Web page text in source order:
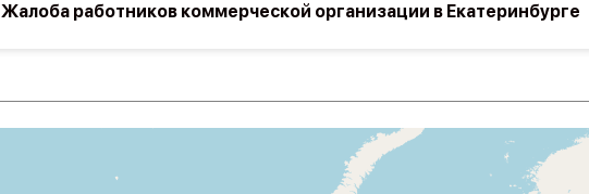
Жалоба работников коммерческой организации в Екатеринбурге